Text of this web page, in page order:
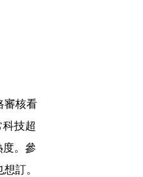
審核看
技超
。參
訂。